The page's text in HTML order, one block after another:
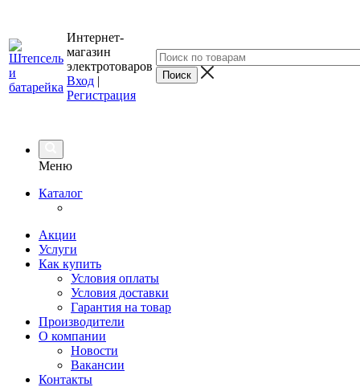
Интернет-
магазин
электротоваров
Вход |
Регистрация
Меню
Каталог
Акции
Услуги
Как купить
Условия оплаты
Условия доставки
Гарантия на товар
Производители
О компании
Новости
Вакансии
Контакты